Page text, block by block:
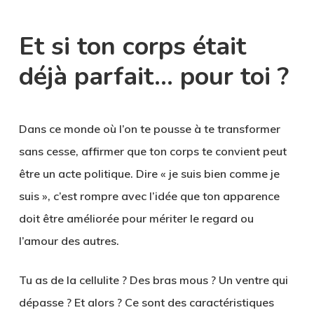
Et si ton corps était
déjà parfait… pour toi ?
Dans ce monde où l’on te pousse à te transformer
sans cesse, affirmer que ton corps te convient peut
être un acte politique. Dire « je suis bien comme je
suis », c’est rompre avec l’idée que ton apparence
doit être améliorée pour mériter le regard ou
l’amour des autres.
Tu as de la cellulite ? Des bras mous ? Un ventre qui
dépasse ? Et alors ? Ce sont des caractéristiques